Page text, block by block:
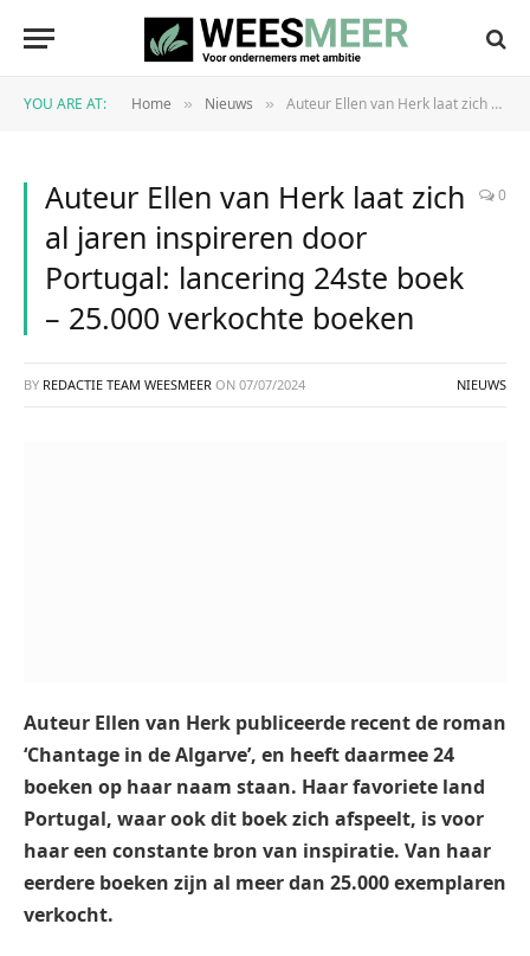
YOU ARE AT: Home » Nieuws » Auteur Ellen van Herk laat zich al jaren inspireren door Portugal: lancering 24ste boek – 25.000 verkochte boeken
Auteur Ellen van Herk laat zich
al jaren inspireren door
Portugal: lancering 24ste boek
– 25.000 verkochte boeken
0
BY REDACTIE TEAM WEESMEER ON 07/07/2024 NIEUWS
Auteur Ellen van Herk publiceerde recent de roman
‘Chantage in de Algarve’, en heeft daarmee 24
boeken op haar naam staan. Haar favoriete land
Portugal, waar ook dit boek zich afspeelt, is voor
haar een constante bron van inspiratie. Van haar
eerdere boeken zijn al meer dan 25.000 exemplaren
verkocht.